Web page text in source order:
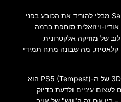
אי אפשר לכתוב ביקורת על Saros מבלי להוריד את הכובע בפני
ויזואלית סוחפת ברמה
של מוזיקה אלקטרונית
קלאסית, מה שבונה מתח תמידי
השימוש בטכנולוגיית ה-3D Audio של ה-PS5 (Tempest) הוא
עיניים ולדעת בדיוק